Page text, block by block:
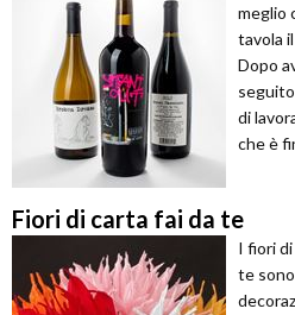
meglio
tavola
Dopo
di
che è
Fiori di carta fai da te
I fiori
te